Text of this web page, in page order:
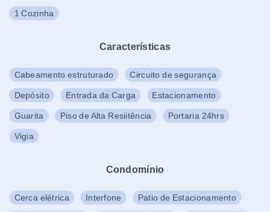
1 Cozinha
Características
Cabeamento estruturado Circuito de segurança
Depósito Entrada da Carga Estacionamento
Guarita Piso de Alta Resiitência Portaria 24hrs
Vigia
Condomínio
Cerca elétrica Interfone Patio de Estacionamento